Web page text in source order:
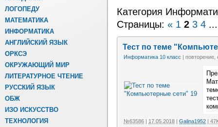
ЛОГОПЕДУ
МАТЕМАТИКА
ИНФОРМАТИКА
АНГЛИЙСКИЙ ЯЗЫК
ОРКСЭ
ОКРУЖАЮЩИЙ МИР
ЛИТЕРАТУРНОЕ ЧТЕНИЕ
РУССКИЙ ЯЗЫК
ОБЖ
ИЗО ИСКУССТВО
ТЕХНОЛОГИЯ
Категория
Страницы: « 1 2 3 4 ...
Тест по теме
Информатика 10 класс | повторение,
№63586 | 17.05.2018 | Galina1952 |